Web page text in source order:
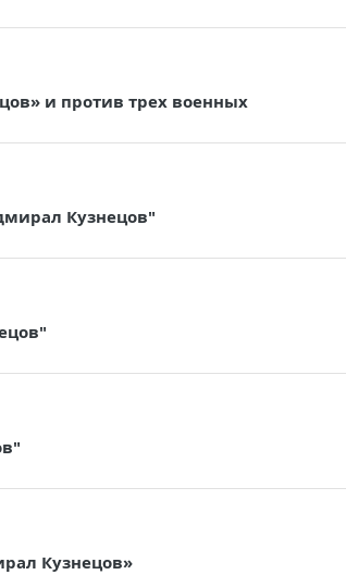
и против трех военных
Кузнецов"
Кузнецов»